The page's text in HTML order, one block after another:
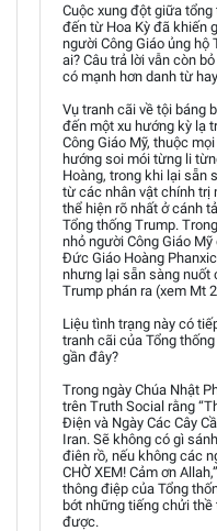
Cuộc xung đột giữa
đến từ Hoa Kỳ đã khiến
người Công Giáo ủng hộ
ai? Câu trả lời vẫn còn
có mạnh hơn danh từ
Vụ tranh cãi về tội báng
đến một xu hướng kỳ lạ
Công Giáo Mỹ, thuộc
hướng soi mói từng li
Hoàng, trong khi lại sẵn
từ các nhân vật chính trị
thể hiện rõ nhất ở cánh
Tổng thống Trump.
nhỏ người Công Giáo
Đức Giáo Hoàng
nhưng lại sẵn sàng nuốt
Trump phán ra (xem Mt
Liệu tình trạng này có
tranh cãi của Tổng
gần đây?
Trong ngày Chúa Nhật
trên Truth Social rằng
Điện và Ngày Các Cây
Iran. Sẽ không có gì
điên rồ, nếu không các
CHỜ XEM! Cảm ơn
thông điệp của Tổng
bớt những tiếng chửi
được.